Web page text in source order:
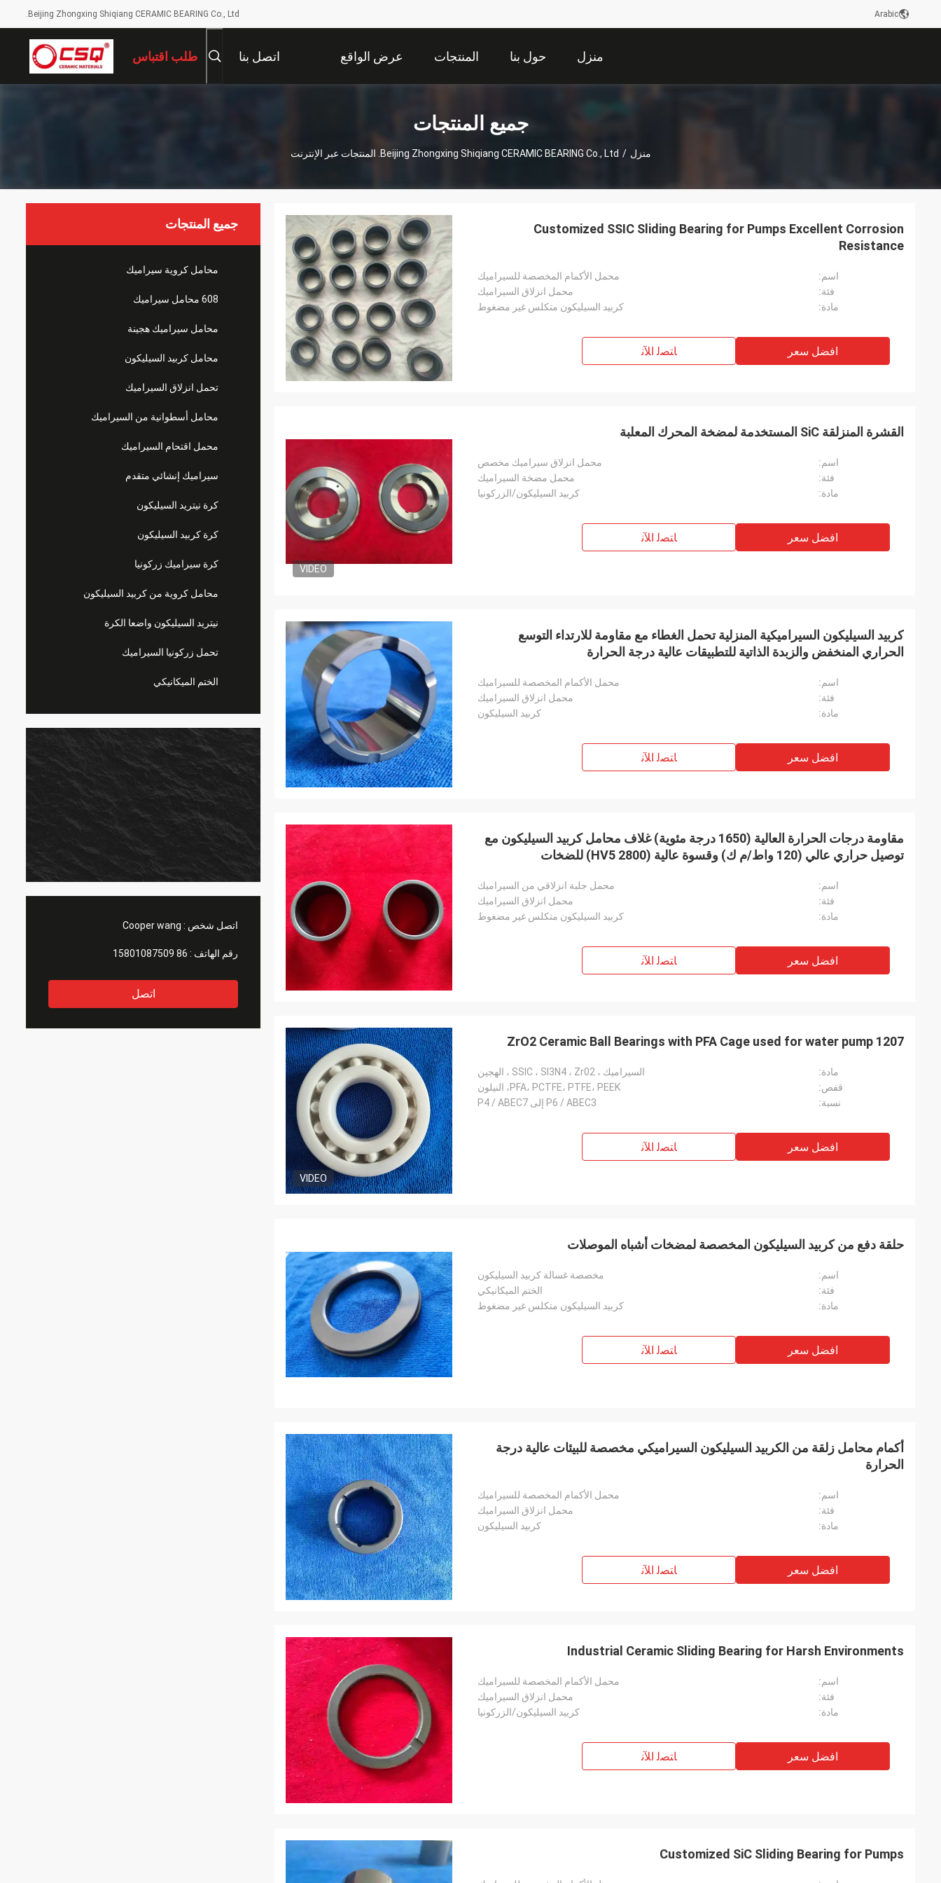
Beijing Zhongxing Shiqiang CERAMIC BEARING Co., Ltd. Arabic
منزل حول بنا المنتجات عرض الواقع اتصل بنا طلب اقتباس
جميع المنتجات
منزل / Beijing Zhongxing Shiqiang CERAMIC BEARING Co., Ltd. المنتجات عبر الإنترنت
جميع المنتجات
محامل كروية سيراميك
608 محامل سيراميك
محامل سيراميك هجينة
محامل كربيد السيليكون
تحمل انزلاق السيراميك
محامل أسطوانية من السيراميك
محمل اقتحام السيراميك
سيراميك إنشائي متقدم
كرة نيتريد السيليكون
كرة كربيد السيليكون
كرة سيراميك زركونيا
محامل كروية من كربيد السيليكون
نيتريد السيليكون واضعا الكرة
تحمل زركونيا السيراميك
الختم الميكانيكي
اتصل شخص : Cooper wang
رقم الهاتف : 86 15801087509
اتصل
Customized SSIC Sliding Bearing for Pumps Excellent Corrosion
Resistance
اسم:
محمل الأكمام المخصصة للسيراميك
فئة:
محمل انزلاق السيراميك
مادة:
كربيد السيليكون متكلس غير مضغوط
افضل سعر ﺎﺘﺼﻟ ﺍﻶﻧ
VIDEO
القشرة المنزلقة SiC المستخدمة لمضخة المحرك المعلبة
اسم:
محمل انزلاق سيراميك مخصص
فئة:
محمل مضخة السيراميك
مادة:
كربيد السيليكون/الزركونيا
افضل سعر ﺎﺘﺼﻟ ﺍﻶﻧ
كربيد السيليكون السيراميكية المنزلية تحمل الغطاء مع مقاومة للارتداء التوسع
الحراري المنخفض والزبدة الذاتية للتطبيقات عالية درجة الحرارة
اسم:
محمل الأكمام المخصصة للسيراميك
فئة:
محمل انزلاق السيراميك
مادة:
كربيد السيليكون
افضل سعر ﺎﺘﺼﻟ ﺍﻶﻧ
مقاومة درجات الحرارة العالية (1650 درجة مئوية) غلاف محامل كربيد السيليكون مع
توصيل حراري عالي (120 واط/م ك) وقسوة عالية (2800 HV5) للضخات
اسم:
محمل جلبة انزلاقي من السيراميك
فئة:
محمل انزلاق السيراميك
مادة:
كربيد السيليكون متكلس غير مضغوط
افضل سعر ﺎﺘﺼﻟ ﺍﻶﻧ
VIDEO
1207 ZrO2 Ceramic Ball Bearings with PFA Cage used for water pump
مادة:
السيراميك ، SSIC ، SI3N4 ، Zr02 ، الهجين
قفص:
PFA، PCTFE، PTFE، PEEK، النيلون
نسبة:
P6 / ABEC3 إلى P4 / ABEC7
افضل سعر ﺎﺘﺼﻟ ﺍﻶﻧ
حلقة دفع من كربيد السيليكون المخصصة لمضخات أشباه الموصلات
اسم:
مخصصة غسالة كربيد السيليكون
فئة:
الختم الميكانيكي
مادة:
كربيد السيليكون متكلس غير مضغوط
افضل سعر ﺎﺘﺼﻟ ﺍﻶﻧ
أكمام محامل زلقة من الكربيد السيليكون السيراميكي مخصصة للبيئات عالية درجة
الحرارة
اسم:
محمل الأكمام المخصصة للسيراميك
فئة:
محمل انزلاق السيراميك
مادة:
كربيد السيليكون
افضل سعر ﺎﺘﺼﻟ ﺍﻶﻧ
Industrial Ceramic Sliding Bearing for Harsh Environments
اسم:
محمل الأكمام المخصصة للسيراميك
فئة:
محمل انزلاق السيراميك
مادة:
كربيد السيليكون/الزركونيا
افضل سعر ﺎﺘﺼﻟ ﺍﻶﻧ
Customized SiC Sliding Bearing for Pumps